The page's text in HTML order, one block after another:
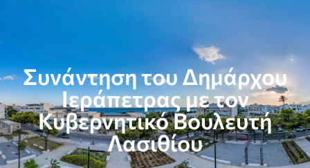
Συνάντηση του Δημάρχου
Ιεράπετρας με τον
Κυβερνητικό Βουλευτή
Λασιθίου